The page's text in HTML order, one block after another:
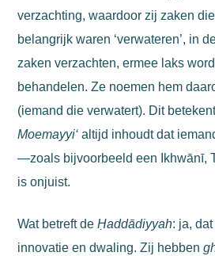
verzachting, waardoor zij zaken
belangrijk waren ‘verwateren’, in
zaken verzachten, ermee laks
behandelen. Ze noemen hem
(iemand die verwatert). Dit
Moemayyi‘ altijd inhoudt dat
—zoals bijvoorbeeld een Ikhwānī,
is onjuist.
Wat betreft deḤaddādiyyah: ja,
innovatie en dwaling. Zij hebben